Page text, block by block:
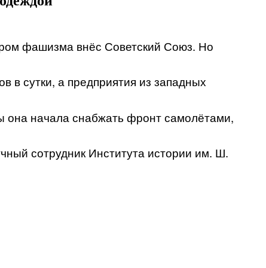
фашизма внёс Советский Союз. Но
в сутки, а предприятия из западных
она начала снабжать фронт самолётами,
сотрудник Института истории им. Ш.